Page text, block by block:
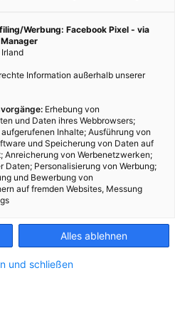
Kontakt
Werbung: Facebook Pixel - via
Information außerhalb unserer
Erhebung von
und Daten ihres Webbrowsers;
Inhalte; Ausführung von
und Speicherung von Daten auf
Anreicherung von Werbenetzwerken;
Daten; Personalisierung von Werbung;
und Bewerbung von
auf fremden Websites, Messung
Alles ablehnen
und schließen